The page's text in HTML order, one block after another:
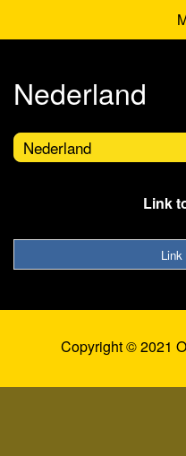
Nederland
Nederland
Link
Link
Copyright © 2021